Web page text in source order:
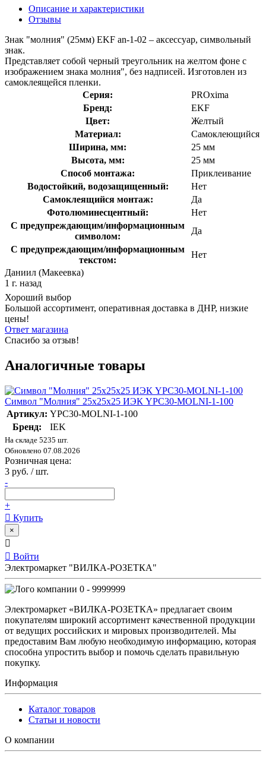
Описание и характеристики
Отзывы
Знак "молния" (25мм) EKF an-1-02 – аксессуар, символьный
знак.
Представляет собой черный треугольник на желтом фоне с
изображением знака молния", без надписей. Изготовлен из
самоклеящейся пленки.
Серия:
PROxima
Бренд:
EKF
Цвет:
Желтый
Материал:
Самоклеющийся
Ширина, мм:
25 мм
Высота, мм:
25 мм
Способ монтажа:
Приклеивание
Водостойкий, водозащищенный:
Нет
Самоклеящийся монтаж:
Да
Фотолюминесцентный:
Нет
С предупреждающим/информационным
символом:
Да
С предупреждающим/информационным
текстом:
Нет
Даниил (Макеевка)
1 г. назад
Хороший выбор
Большой ассортимент, оперативная доставка в ДНР, низкие
цены!
Ответ магазина
Спасибо за отзыв!
Аналогичные товары
Символ "Молния" 25х25х25 ИЭК YPC30-MOLNI-1-100
Артикул: YPC30-MOLNI-1-100
Бренд:
IEK
На складе 5235 шт.
Обновлено 07.08.2026
Розничная цена:
3 руб. / шт.
-
+
Купить
×
Войти
Электромаркет "ВИЛКА-РОЗЕТКА"
0 - 9999999
Электромаркет «ВИЛКА-РОЗЕТКА» предлагает своим
покупателям широкий ассортимент качественной продукции
от ведущих российских и мировых производителей. Мы
предоставим Вам любую необходимую информацию, которая
способна упростить выбор и помочь сделать правильную
покупку.
Информация
Каталог товаров
Статьи и новости
О компании